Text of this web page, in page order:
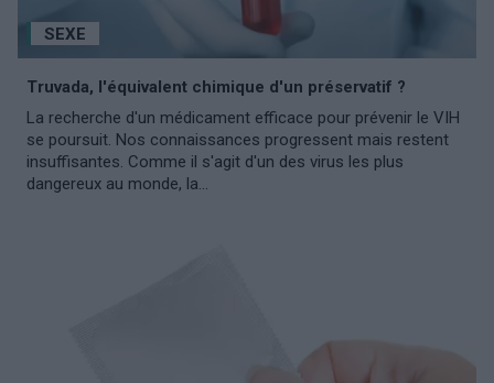
SEXE
Truvada, l'équivalent chimique d'un préservatif ?
La recherche d'un médicament efficace pour prévenir le VIH
se poursuit. Nos connaissances progressent mais restent
insuffisantes. Comme il s'agit d'un des virus les plus
dangereux au monde, la...